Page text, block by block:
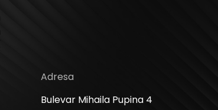
Adresa
Bulevar Mihaila Pupina 4